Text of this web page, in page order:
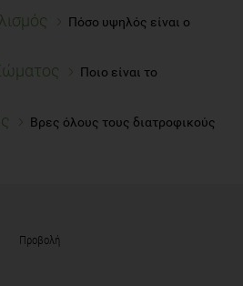
Πόσο υψηλός είναι ο
Ποιο είναι το
Βρες όλους τους διατροφικούς
Προβολή